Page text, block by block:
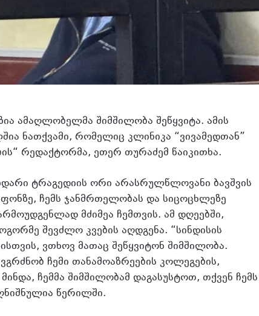
ამაღლობელმა შიმშილობა შეწყვიტა. ამის
ნათქვამი, რომელიც კლინიკა “ვივამედთან”
რედაქტორმა, ეთერ თურაძემ წაიკითხა.
ტრაგედიის ორი არასრულწლოვანი ბავშვის
ჩემს ჯანმრთელობას და სიცოცხლეზე
მძიმეა ჩემთვის. ამ დღეებში,
შევძლო კვების აღდგენა. “სინდისის
ვთხოვ მათაც შეწყვიტონ შიმშილობა.
ჩემი თანამოაზრეების კოლეგების,
ჩემმა შიმშილობამ დაგასუსტოთ, თქვენ ჩემს
წერილში.